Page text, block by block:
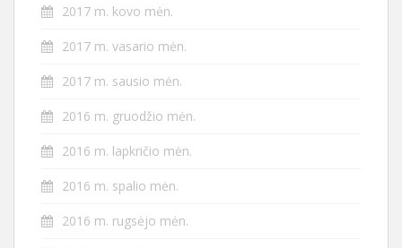
2017 m. kovo mėn.
2017 m. vasario mėn.
2017 m. sausio mėn.
2016 m. gruodžio mėn.
2016 m. lapkričio mėn.
2016 m. spalio mėn.
2016 m. rugsėjo mėn.